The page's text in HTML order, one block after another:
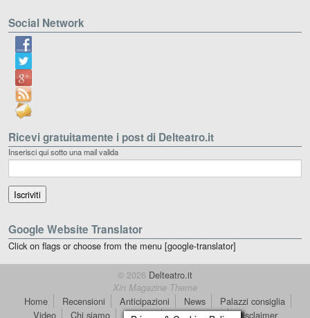
Social Network
Ricevi gratuitamente i post di Delteatro.it
Inserisci qui sotto una mail valida
Google Website Translator
Click on flags or choose from the menu [google-translator]
© 2026 Delteatro.it
Xin Magazine Theme
Home Recensioni Anticipazioni News
Palazzi consiglia
Video
Chi siamo Contatti dT in English Disclaimer